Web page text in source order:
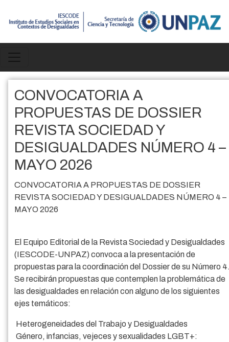
CONVOCATORIA A
PROPUESTAS DE DOSSIER
REVISTA SOCIEDAD Y
DESIGUALDADES NÚMERO 4 –
MAYO 2026
CONVOCATORIA A PROPUESTAS DE DOSSIER
REVISTA SOCIEDAD Y DESIGUALDADES NÚMERO 4 –
MAYO 2026
El Equipo Editorial de la Revista Sociedad y Desigualdades
(IESCODE-UNPAZ) convoca a la presentación de
propuestas para la coordinación del Dossier de su Número
Se recibirán propuestas que contemplen la problemática de
las desigualdades en relación con alguno de los siguientes
ejes temáticos:
Heterogeneidades del Trabajo y Desigualdades
Género, infancias, vejeces y sexualidades LGBT+: